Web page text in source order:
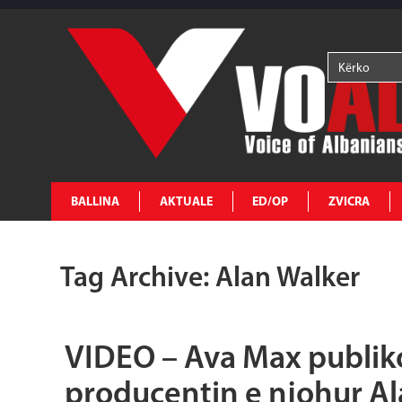
BALLINA AKTUALE ED/OP ZVICRA
Tag Archive: Alan Walker
VIDEO – Ava Max